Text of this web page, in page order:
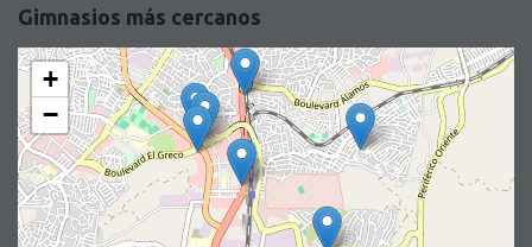
Gimnasios más cercanos
+
−